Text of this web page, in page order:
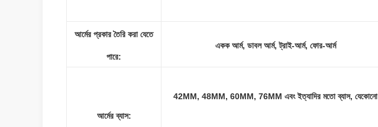
আর্মের প্রকার তৈরি করা যেতে
পারে:
একক আর্ম, ডাবল আর্ম, ট্রাই-আর্ম, ফোর-আর্ম
আর্মের ব্যাস:
42MM, 48MM, 60MM, 76MM এবং ইত্যাদির মতো ব্যাস, যেকোনো